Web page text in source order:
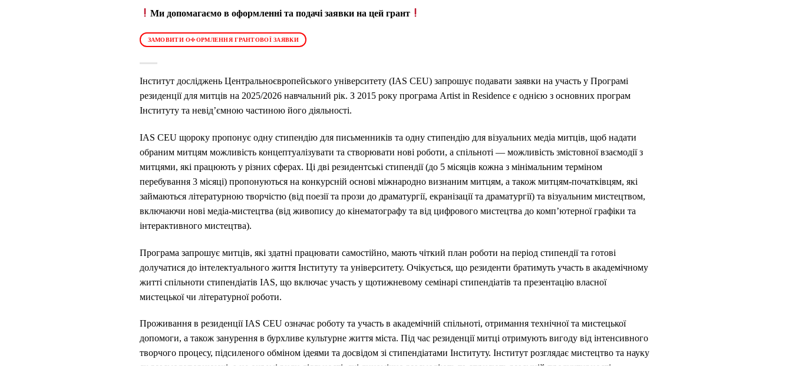
Ми допомагаємо в оформленні та подачі заявки на цей грант
ЗАМОВИТИ ОФОРМЛЕННЯ ГРАНТОВОЇ ЗАЯВКИ
Інститут досліджень Центральноєвропейського університету (IAS CEU) запрошує подавати заявки на участь у Програмі
резиденції для митців на 2025/2026 навчальний рік. З 2015 року програма Artist in Residence є однією з основних програм
Інституту та невід’ємною частиною його діяльності.
IAS CEU щороку пропонує одну стипендію для письменників та одну стипендію для візуальних медіа митців, щоб надати
обраним митцям можливість концептуалізувати та створювати нові роботи, а спільноті — можливість змістовної взаємодії з
митцями, які працюють у різних сферах. Ці дві резидентські стипендії (до 5 місяців кожна з мінімальним терміном
перебування 3 місяці) пропонуються на конкурсній основі міжнародно визнаним митцям, а також митцям-початківцям, які
займаються літературною творчістю (від поезії та прози до драматургії, екранізації та драматургії) та візуальним мистецтвом,
включаючи нові медіа-мистецтва (від живопису до кінематографу та від цифрового мистецтва до комп’ютерної графіки та
інтерактивного мистецтва).
Програма запрошує митців, які здатні працювати самостійно, мають чіткий план роботи на період стипендії та готові
долучатися до інтелектуального життя Інституту та університету. Очікується, що резиденти братимуть участь в академічному
житті спільноти стипендіатів IAS, що включає участь у щотижневому семінарі стипендіатів та презентацію власної
мистецької чи літературної роботи.
Проживання в резиденції IAS CEU означає роботу та участь в академічній спільноті, отримання технічної та мистецької
допомоги, а також занурення в бурхливе культурне життя міста. Під час резиденції митці отримують вигоду від інтенсивного
творчого процесу, підсиленого обміном ідеями та досвідом зі стипендіатами Інституту. Інститут розглядає мистецтво та науку